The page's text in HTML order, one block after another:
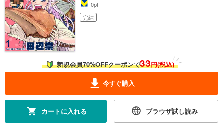
0pt
完結
新規会員70%OFFクーポンで33円(税込)
今すぐ購入
カートに入れる ブラウザ試し読み